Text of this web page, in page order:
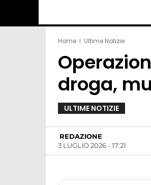
Home Ultime Notizie
droga,
ULTIME NOTIZIE
REDAZIONE
3 LUGLIO 2026 - 17:21